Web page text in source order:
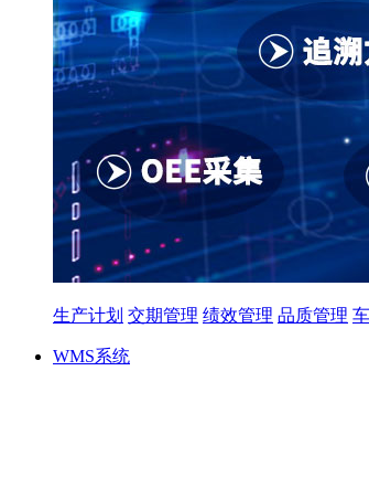
生产计划 交期管理 绩效管理 品质管理
WMS系统